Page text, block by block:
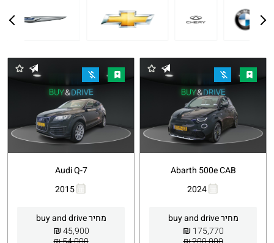
Abarth 500e CAB
2024
מחיר buy and drive
175,770
₪
Whatsapp
Audi Q-7
2015
מחיר buy and drive
45,900
₪
Whatsapp